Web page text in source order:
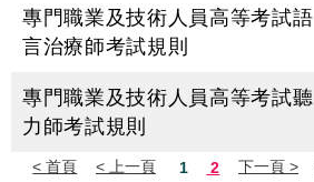
專門職業及技術人員高等考試語
言治療師考試規則
專門職業及技術人員高等考試聽
力師考試規則